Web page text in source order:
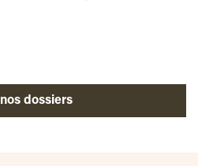
Tous nos dossiers